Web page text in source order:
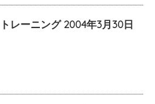
レーニング 2004年3月30日